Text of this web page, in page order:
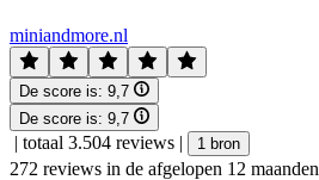
miniandmore.nl
De score is: 9,7
De score is: 9,7
| totaal 3.504 reviews | 1 bron
272 reviews in de afgelopen 12 maanden